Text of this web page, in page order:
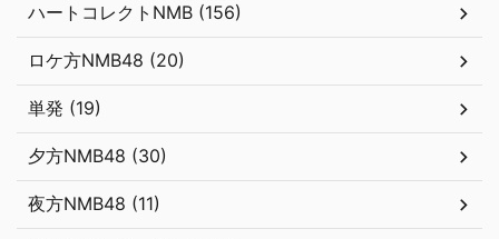
ハートコレクトNMB (156)
ロケ方NMB48 (20)
単発 (19)
夕方NMB48 (30)
夜方NMB48 (11)